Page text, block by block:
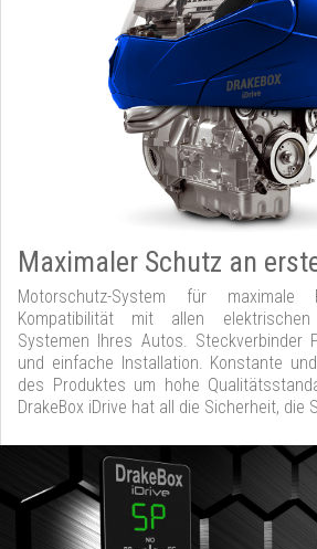
Maximaler Schutz an
Motorschutz-System für maximale
Kompatibilität mit allen
Systemen Ihres Autos. Steckverbinder
und einfache Installation. Konstante
des Produktes um hohe
DrakeBox iDrive hat all die Sicherheit, die